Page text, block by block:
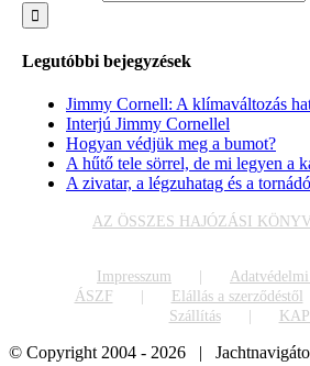
Legutóbbi bejegyzések
Jimmy Cornell: A klímaváltozás
Interjú Jimmy Cornellel
Hogyan védjük meg a bumot?
A hűtő tele sörrel, de mi legyen a
A zivatar, a légzuhatag és a tornádó
AZ ÖSSZES HAJÓZÁSI
Impresszum
ÁSZF
Elállás a szerződéstől
Szállítás
© Copyright 2004 - 2026 |